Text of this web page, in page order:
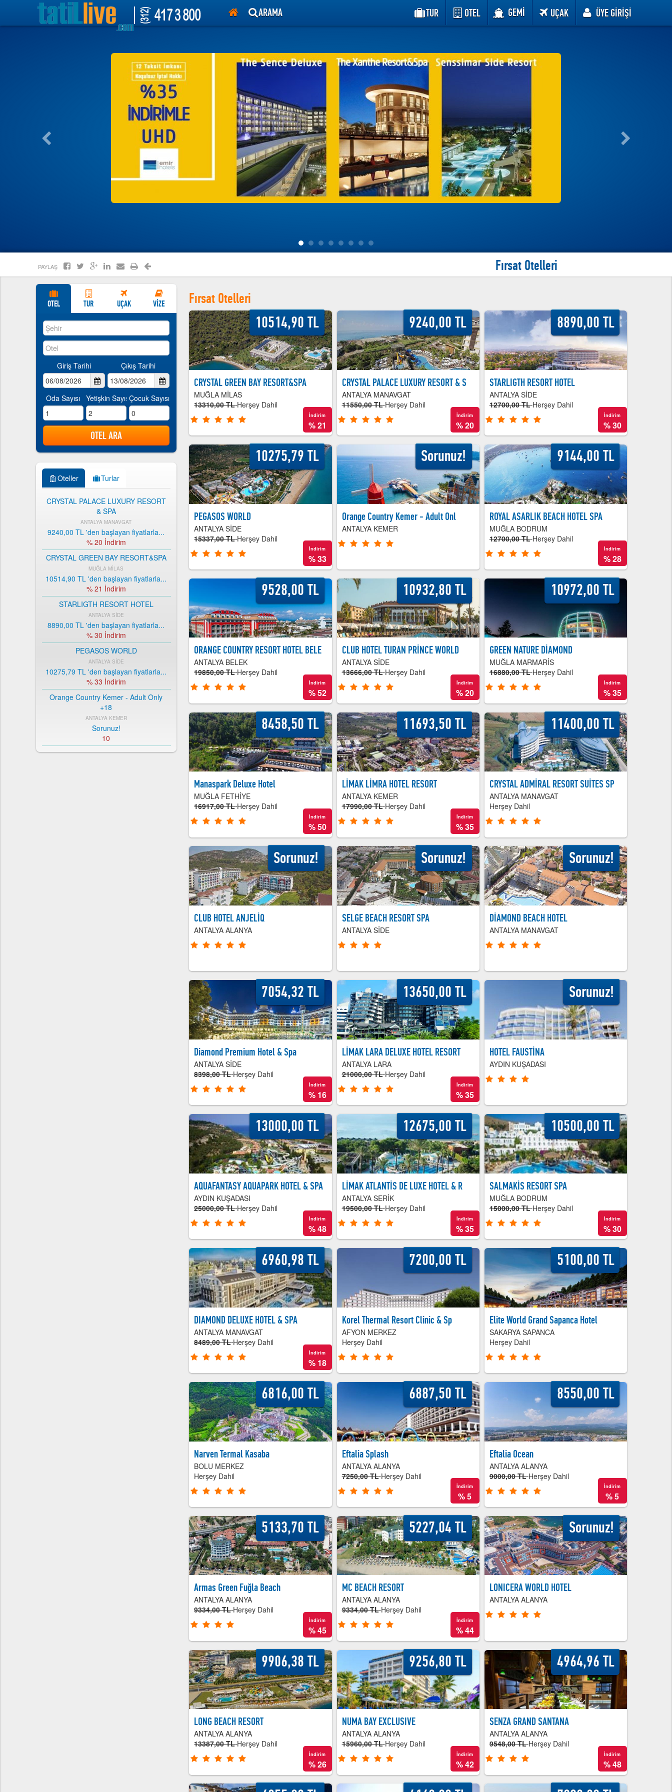
tatil otelleri, hotelleri, antalya, kemer, Lara, side, Bodrum, Marmaris, Ayvalık, ören , tekirova, her şey dahil, kiralık villa.
uçak bileti, thy, pegasus, ajet, uygun tatil, ucuza tatil.mısır,antik mısır ,hurgada,kahire,luxor
ARAMA TUR OTEL GEMİ UÇAK ÜYE GİRİŞİ
>>
PAYLAŞ
http://www.tatillive.com
İndirimli Yurtdışı Turları
Fırsat Otelleri
OTEL TUR UÇAK VİZE
Giriş Tarihi Çıkış Tarihi
Oda Sayısı Yetişkin SayısıÇocuk Sayısı
Oteller Turlar
CRYSTAL PALACE LUXURY RESORT
& SPA
ANTALYA MANAVGAT
9240,00 TL 'den başlayan fiyatlarla...
% 20 İndirim
CRYSTAL GREEN BAY RESORT&SPA
MUĞLA MİLAS
10514,90 TL 'den başlayan fiyatlarla...
% 21 İndirim
STARLIGTH RESORT HOTEL
ANTALYA SİDE
8890,00 TL 'den başlayan fiyatlarla...
% 30 İndirim
PEGASOS WORLD
ANTALYA SİDE
10275,79 TL 'den başlayan fiyatlarla...
% 33 İndirim
Orange Country Kemer - Adult Only
+18
ANTALYA KEMER
Sorunuz!
10
ROYAL ASARLIK BEACH HOTEL SPA
Fırsat Otelleri
CRYSTAL GREEN BAY RESORT&SPA
10514,90 TL
MUĞLA MİLAS
13310,00 TL Herşey Dahil
İndirim
%21
CRYSTAL PALACE LUXURY RESORT & S
9240,00 TL
ANTALYA MANAVGAT
11550,00 TL Herşey Dahil
İndirim
%20
STARLIGTH RESORT HOTEL
8890,00 TL
ANTALYA SİDE
12700,00 TL Herşey Dahil
İndirim
%30
PEGASOS WORLD
10275,79 TL
ANTALYA SİDE
15337,00 TL Herşey Dahil
İndirim
%33
Orange Country Kemer - Adult Onl
Sorunuz!
ANTALYA KEMER
ROYAL ASARLIK BEACH HOTEL SPA
9144,00 TL
MUĞLA BODRUM
12700,00 TL Herşey Dahil
İndirim
%28
ORANGE COUNTRY RESORT HOTEL BELE
9528,00 TL
ANTALYA BELEK
19850,00 TL Herşey Dahil
İndirim
%52
CLUB HOTEL TURAN PRİNCE WORLD
10932,80 TL
ANTALYA SİDE
13666,00 TL Herşey Dahil
İndirim
%20
GREEN NATURE DİAMOND
10972,00 TL
MUĞLA MARMARİS
16880,00 TL Herşey Dahil
İndirim
%35
Manaspark Deluxe Hotel
8458,50 TL
MUĞLA FETHİYE
16917,00 TL Herşey Dahil
İndirim
%50
LİMAK LİMRA HOTEL RESORT
11693,50 TL
ANTALYA KEMER
17990,00 TL Herşey Dahil
İndirim
%35
CRYSTAL ADMİRAL RESORT SUİTES SP
11400,00 TL
ANTALYA MANAVGAT
Herşey Dahil
CLUB HOTEL ANJELİQ
Sorunuz!
ANTALYA ALANYA
SELGE BEACH RESORT SPA
Sorunuz!
ANTALYA SİDE
DİAMOND BEACH HOTEL
Sorunuz!
ANTALYA MANAVGAT
Diamond Premium Hotel & Spa
7054,32 TL
ANTALYA SİDE
8398,00 TL Herşey Dahil
İndirim
% 16
LİMAK LARA DELUXE HOTEL RESORT
13650,00 TL
ANTALYA LARA
21000,00 TL Herşey Dahil
İndirim
%35
HOTEL FAUSTİNA
Sorunuz!
AYDIN KUŞADASI
AQUAFANTASY AQUAPARK HOTEL & SPA
13000,00 TL
AYDIN KUŞADASI
25000,00 TL Herşey Dahil
İndirim
%48
LİMAK ATLANTİS DE LUXE HOTEL & R
12675,00 TL
ANTALYA SERİK
19500,00 TL Herşey Dahil
İndirim
%35
SALMAKİS RESORT SPA
10500,00 TL
MUĞLA BODRUM
15000,00 TL Herşey Dahil
İndirim
%30
DIAMOND DELUXE HOTEL & SPA
6960,98 TL
ANTALYA MANAVGAT
8489,00 TL Herşey Dahil
İndirim
% 18
Korel Thermal Resort Clinic & Sp
7200,00 TL
AFYON MERKEZ
Herşey Dahil
Elite World Grand Sapanca Hotel
5100,00 TL
SAKARYA SAPANCA
Herşey Dahil
Narven Termal Kasaba
6816,00 TL
BOLU MERKEZ
Herşey Dahil
Eftalia Splash
6887,50 TL
ANTALYA ALANYA
7250,00 TL Herşey Dahil
İndirim
%5
Eftalia Ocean
8550,00 TL
ANTALYA ALANYA
9000,00 TL Herşey Dahil
İndirim
%5
Armas Green Fuğla Beach
5133,70 TL
ANTALYA ALANYA
9334,00 TL Herşey Dahil
İndirim
%45
MC BEACH RESORT
5227,04 TL
ANTALYA ALANYA
9334,00 TL Herşey Dahil
İndirim
%44
LONICERA WORLD HOTEL
Sorunuz!
ANTALYA ALANYA
LONG BEACH RESORT
9906,38 TL
ANTALYA ALANYA
13387,00 TL Herşey Dahil
İndirim
%26
NUMA BAY EXCLUSIVE
9256,80 TL
ANTALYA ALANYA
15960,00 TL Herşey Dahil
İndirim
%42
SENZA GRAND SANTANA
4964,96 TL
ANTALYA ALANYA
9548,00 TL Herşey Dahil
İndirim
%48